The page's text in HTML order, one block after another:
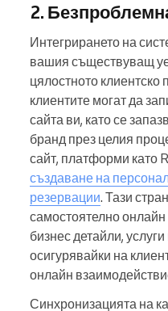
2.
Интегрирането на
вашия съществуващ
цялостното
клиентите могат да
сайта ви, като се
бранд през целия
сайт, платформи като
създаване на
резервации. Тази
самостоятелно
бизнес детайли,
осигурявайки на
онлайн
Синхронизацията на